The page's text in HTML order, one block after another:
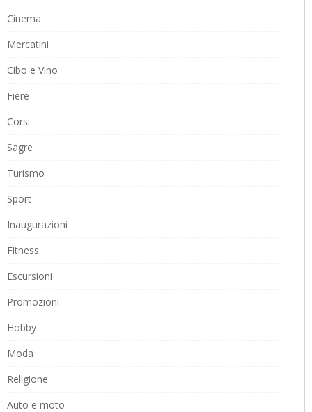
Cinema
Mercatini
Cibo e Vino
Fiere
Corsi
Sagre
Turismo
Sport
Inaugurazioni
Fitness
Escursioni
Promozioni
Hobby
Moda
Religione
Auto e moto